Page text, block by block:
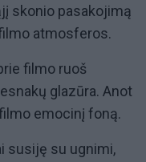
skonio pasakojimą
atmosferos.
filmo ruoš
glazūra. Anot
emocinį foną.
susiję su ugnimi,